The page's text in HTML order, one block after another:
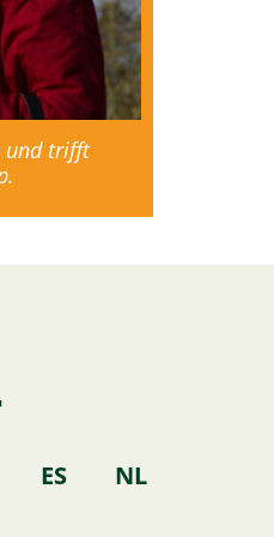
und trifft
ES NL